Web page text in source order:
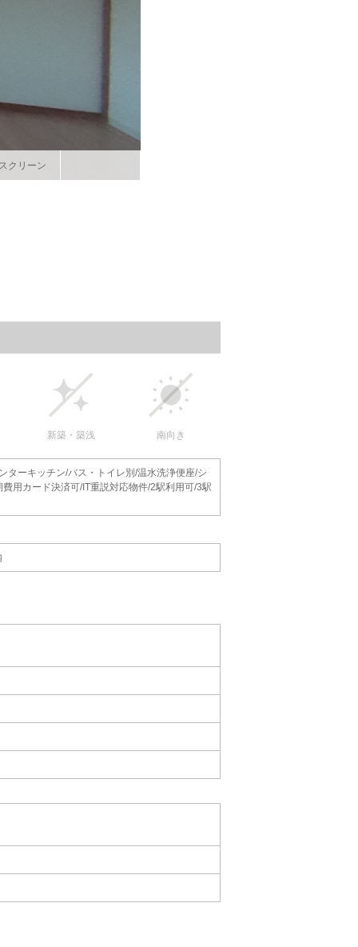
クリーン
新築・築浅 南向き
ターキッチン/バス・トイレ別/温水洗浄便座/シ
用カード決済可/IT重説対応物件/2駅利用可/3駅